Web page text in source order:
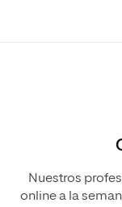
Nuestros
online a la